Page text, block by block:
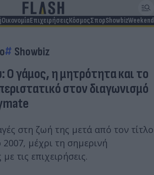
ΟικονομίαΕπιχειρήσειςΚόσμοςΣπορShowbizWeekend
Showbiz
Ο γάμος, η μητρότητα και το
στον διαγωνισμό
στη ζωή της μετά από τον τίτλο
μέχρι τη σημερινή
τις επιχειρήσεις.